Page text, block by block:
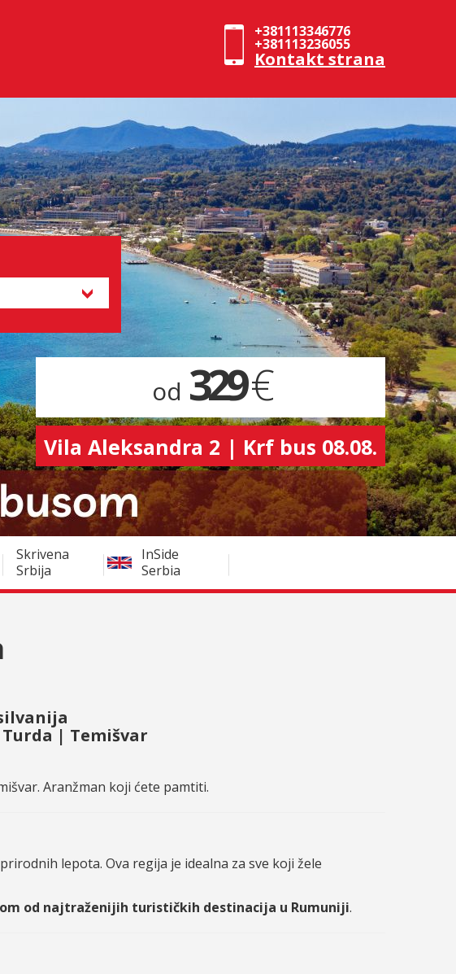
+381113346776
+381113236055
Kontakt strana
od 329€
Vila Aleksandra 2 | Krf bus 08.08.
Skrivena
Srbija
InSide
Serbia
| Temišvar
Aranžman koji ćete pamtiti.
lepota. Ova regija je idealna za sve koji žele
od najtraženijih turističkih destinacija u Rumuniji.